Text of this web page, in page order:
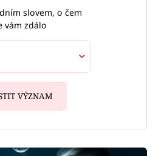
slovem, o čem
vám zdálo
VÝZNAM